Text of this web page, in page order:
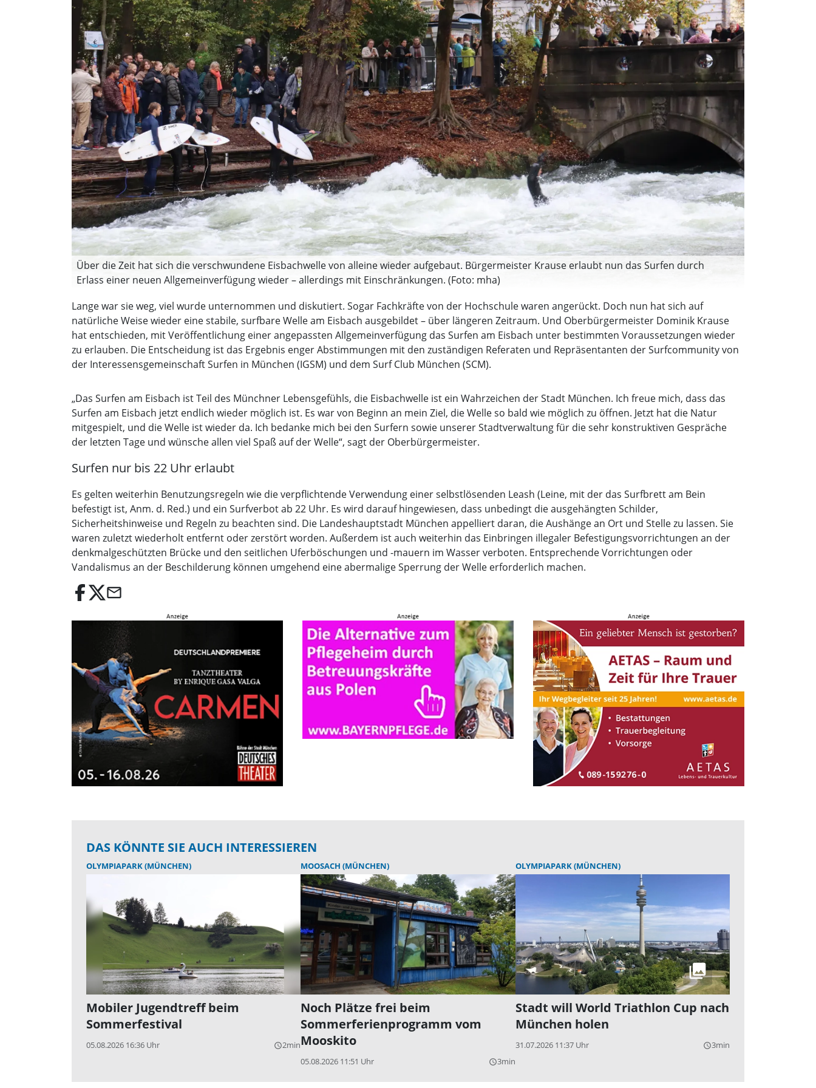
Über die Zeit hat sich die verschwundene Eisbachwelle von alleine wieder aufgebaut. Bürgermeister Krause erlaubt nun das Surfen durch
Erlass einer neuen Allgemeinverfügung wieder – allerdings mit Einschränkungen. (Foto: mha)
Lange war sie weg, viel wurde unternommen und diskutiert. Sogar Fachkräfte von der Hochschule waren angerückt. Doch nun hat sich auf
natürliche Weise wieder eine stabile, surfbare Welle am Eisbach ausgebildet – über längeren Zeitraum. Und Oberbürgermeister Dominik Krause
hat entschieden, mit Veröffentlichung einer angepassten Allgemeinverfügung das Surfen am Eisbach unter bestimmten Voraussetzungen wieder
zu erlauben. Die Entscheidung ist das Ergebnis enger Abstimmungen mit den zuständigen Referaten und Repräsentanten der Surfcommunity von
der Interessensgemeinschaft Surfen in München (IGSM) und dem Surf Club München (SCM).
„Das Surfen am Eisbach ist Teil des Münchner Lebensgefühls, die Eisbachwelle ist ein Wahrzeichen der Stadt München. Ich freue mich, dass das
Surfen am Eisbach jetzt endlich wieder möglich ist. Es war von Beginn an mein Ziel, die Welle so bald wie möglich zu öffnen. Jetzt hat die Natur
mitgespielt, und die Welle ist wieder da. Ich bedanke mich bei den Surfern sowie unserer Stadtverwaltung für die sehr konstruktiven Gespräche
der letzten Tage und wünsche allen viel Spaß auf der Welle“, sagt der Oberbürgermeister.
Surfen nur bis 22 Uhr erlaubt
Es gelten weiterhin Benutzungsregeln wie die verpflichtende Verwendung einer selbstlösenden Leash (Leine, mit der das Surfbrett am Bein
befestigt ist, Anm. d. Red.) und ein Surfverbot ab 22 Uhr. Es wird darauf hingewiesen, dass unbedingt die ausgehängten Schilder,
Sicherheitshinweise und Regeln zu beachten sind. Die Landeshauptstadt München appelliert daran, die Aushänge an Ort und Stelle zu lassen. Sie
waren zuletzt wiederholt entfernt oder zerstört worden. Außerdem ist auch weiterhin das Einbringen illegaler Befestigungsvorrichtungen an der
denkmalgeschützten Brücke und den seitlichen Uferböschungen und -mauern im Wasser verboten. Entsprechende Vorrichtungen oder
Vandalismus an der Beschilderung können umgehend eine abermalige Sperrung der Welle erforderlich machen.
email
DAS KÖNNTE SIE AUCH INTERESSIEREN
OLYMPIAPARK (MÜNCHEN)
Mobiler Jugendtreff beim
Sommerfestival
05.08.2026 16:36 Uhr query_builder2min
MOOSACH (MÜNCHEN)
Noch Plätze frei beim
Sommerferienprogramm vom
Mooskito
05.08.2026 11:51 Uhr query_builder3min
OLYMPIAPARK (MÜNCHEN)
Stadt will World Triathlon Cup nach
München holen
31.07.2026 11:37 Uhr query_builder3min